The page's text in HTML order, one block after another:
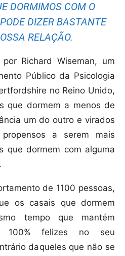
DORMIMOS COM O
DIZER BASTANTE
RELAÇÃO.
Richard Wiseman, um
Público da Psicologia
no Reino Unido,
que dormem a menos de
um do outro e virados
a serem mais
que dormem com alguma
de 1100 pessoas,
os casais que dormem
tempo que mantém
100% felizes no seu
daqueles que não se